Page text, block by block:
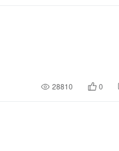
28810 0